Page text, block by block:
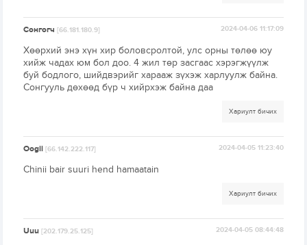
Сонгогч[66.181.180.9] 2024-04-06 11:17:09
Хөөрхий энэ хүн хир боловсролтой, улс орны төлөө юу
хийж чадах юм бол доо. 4 жил төр засгаас хэрэгжүүлж
буй бодлого, шийдвэрийг харааж зүхэж харлуулж байна.
Сонгууль дөхөөд бүр ч хийрхэж байна даа
Хариулт бичих
Oogii[66.142.222.117] 2024-04-05 11:23:40
Chinii bair suuri hend hamaatain
Хариулт бичих
Uuu[202.179.25.125] 2024-04-05 08:44:48